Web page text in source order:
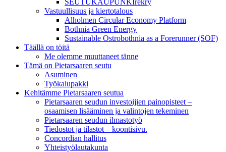
SEUTUKAUPUNKIrekry
Vastuullisuus ja kiertotalous
Alholmen Circular Economy Platform
Bothnia Green Energy
Sustainable Ostrobothnia as a Forerunner (SOF)
Täällä on töitä
Me olemme muuttaneet tänne
Tämä on Pietarsaaren seutu
Asuminen
Työkalupakki
Kehitämme Pietarsaaren seutua
Pietarsaaren seudun investoijien painopisteet –
osaamisen lisääminen ja valintojen tekeminen
Pietarsaaren seudun ilmastotyö
Tiedostot ja tilastot – koontisivu.
Concordian hallitus
Yhteistyölautakunta